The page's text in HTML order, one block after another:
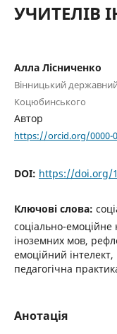
УЧИТЕЛІВ
Алла Лісниченко
Вінницький
Коцюбинського
Автор
https://orcid.org/0000-
DOI: https://doi.org/
Ключові слова:
соціально-емоційне
іноземних мов,
емоційний
педагогічна
Анотація